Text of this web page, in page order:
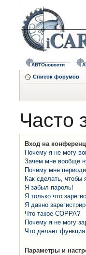
АВТОновости
Список форумов
Часто
Вход на
Почему я не могу
Зачем мне вообще
Почему мне
Как сделать, чтобы
Я забыл пароль!
Я только что
Я давно
Что такое COPPA?
Почему я не могу
Что делает
Параметры и